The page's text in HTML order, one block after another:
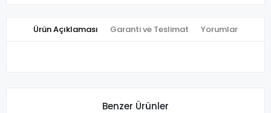
Ürün Açıklaması Garanti ve Teslimat Yorumlar
Benzer Ürünler